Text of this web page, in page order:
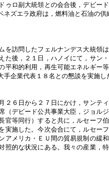
ゥロ副大統領との会合後，デビー
ネズエラ政府は，燃料油と石油の
訪問したフェルナンデス大統領
た後，２１日，ハノイにて，サン
平和的利用，再生可能エネルギー
手企業代表１８名との懇談を実施し
６日から２７日にかけ，サンテ
（デビード公共事業大臣，ジョル
官等同行）すると共に，ルセーフ
実施した。今次会合にて，ルセー
アメリカ・ＥＵ間の貿易規制の緩
照的な状況にある。我々の産業，